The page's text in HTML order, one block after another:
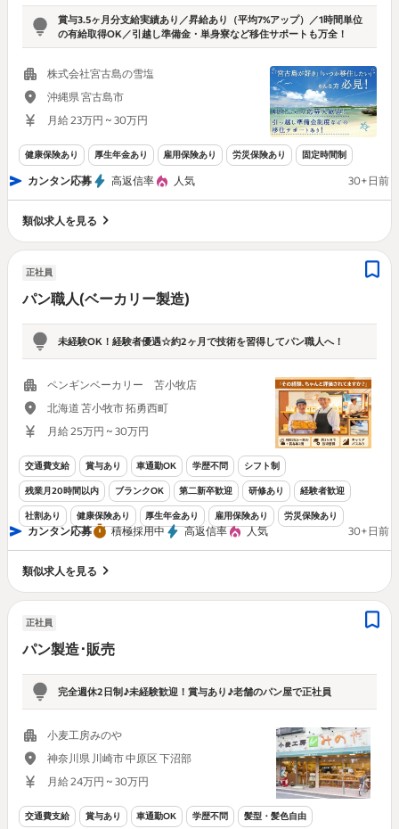
賞与3.5ヶ月分支給実績あり／昇給あり（平均7%アップ）／1時間単位
の有給取得OK／引越し準備金・単身寮など移住サポートも万全！
株式会社宮古島の雪塩
沖縄県 宮古島市
月給 23万円 ~ 30万円
健康保険あり 厚生年金あり 雇用保険あり 労災保険あり 固定時間制
カンタン応募 高返信率 人気 30+日前
類似求人を見る
正社員
パン職人(ベーカリー製造)
未経験OK！経験者優遇☆約2ヶ月で技術を習得してパン職人へ！
ペンギンベーカリー 苫小牧店
北海道 苫小牧市 拓勇西町
月給 25万円 ~ 30万円
交通費支給 賞与あり 車通勤OK 学歴不問 シフト制
残業月20時間以内 ブランクOK 第二新卒歓迎 研修あり 経験者歓迎
社割あり 健康保険あり 厚生年金あり 雇用保険あり 労災保険あり
カンタン応募 積極採用中 高返信率 人気 30+日前
類似求人を見る
正社員
パン製造･販売
完全週休2日制♪未経験歓迎！賞与あり♪老舗のパン屋で正社員
小麦工房みのや
神奈川県 川崎市 中原区 下沼部
月給 24万円 ~ 30万円
交通費支給 賞与あり 車通勤OK 学歴不問 髪型・髪色自由